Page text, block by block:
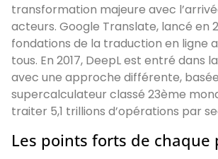
transformation majeure avec
acteurs. Google Translate, lancé en
fondations de la traduction en ligne
tous. En 2017, DeepL est entré dans
avec une approche différente,
supercalculateur classé 23ème
traiter 5,1 trillions d’opérations par
Les points forts de chaque